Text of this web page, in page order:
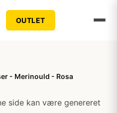
OUTLET
- Merinould - Rosa
side kan være genereret